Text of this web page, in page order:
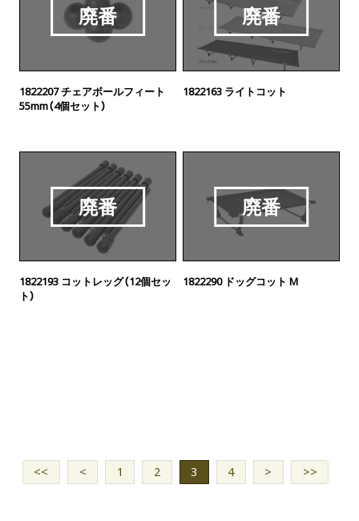
1822207 チェアボールフィート
55mm（4個セット）
1822163 ライトコット
廃番
1822193 コットレッグ（12個セッ
ト）
廃番
1822290 ドッグコット M
<< < 1 2 3 4 > >>